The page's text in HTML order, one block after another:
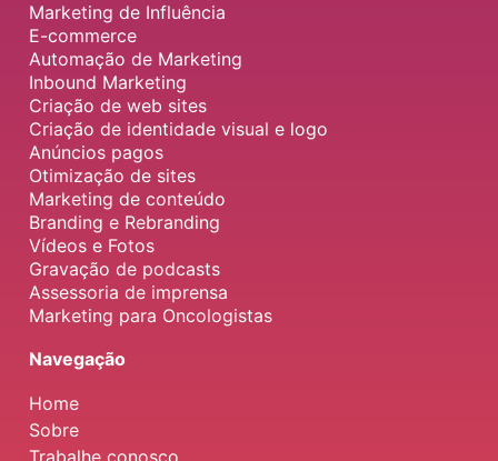
Marketing de Influência
E-commerce
Automação de Marketing
Inbound Marketing
Criação de web sites
Criação de identidade visual e logo
Anúncios pagos
Otimização de sites
Marketing de conteúdo
Branding e Rebranding
Vídeos e Fotos
Gravação de podcasts
Assessoria de imprensa
Marketing para Oncologistas
Navegação
Home
Sobre
Trabalhe conosco